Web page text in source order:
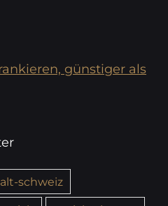
günstiger als
alt-schweiz